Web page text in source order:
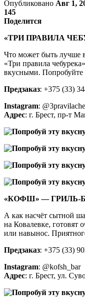
Опубликовано Авг 1,
145
Поделится
«ТРИ ПРАВИЛА
Что может быть лучше
«Три правила
вкусными. Попробуйте
Предзаказ: +375 (33)
Instagram:
Адрес: г. Брест, пр-т
«КОФШ» — ГРИЛЬ-
А как насчёт сытной
на Ковалевке, готовят
или навынос.
Предзаказ: +375 (33)
Instagram: @kofsh_bar
Адрес: г. Брест, ул.